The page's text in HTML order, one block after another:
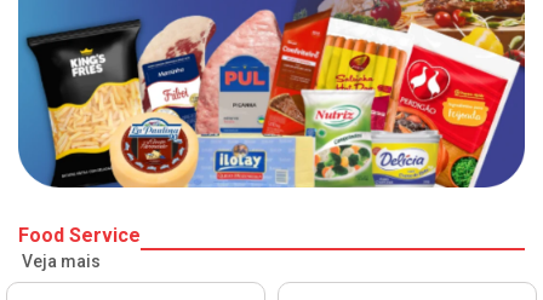
Food Service
Veja mais